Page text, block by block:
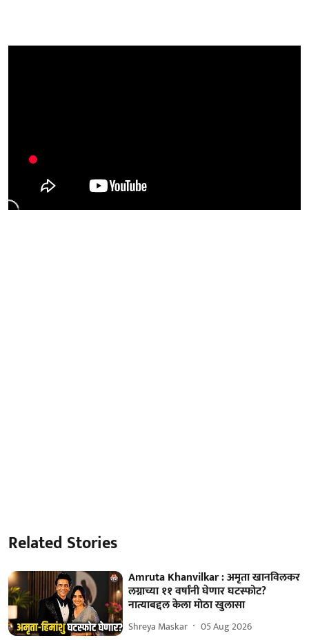
Related Stories
Amruta Khanvilkar : अमृता खानविलकर
लग्नाच्या ११ वर्षांनी घेणार घटस्फोट?
नात्याबद्दल केला मोठा खुलासा
Shreya Maskar 05 Aug 2026